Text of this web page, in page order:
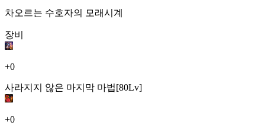
차오르는 수호자의 모래시계
장비
+0
사라지지 않은 마지막 마법[80Lv]
+0